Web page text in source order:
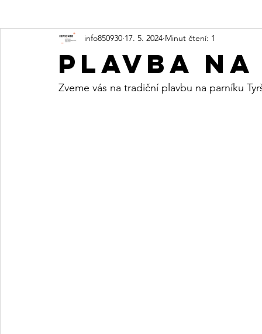
PLAVBA
info850930 17. 5. 2024 Minut čtení: 1
Zveme vás na tradiční plavbu na parníku